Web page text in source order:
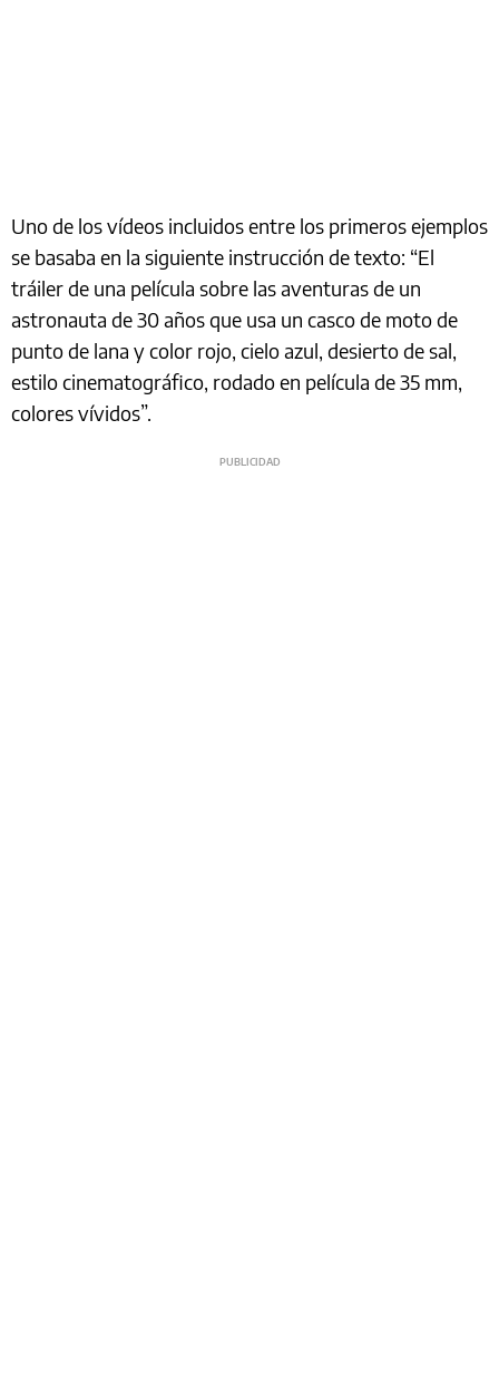
Uno de los vídeos incluidos entre los primeros ejemplos
se basaba en la siguiente instrucción de texto: “El
tráiler de una película sobre las aventuras de un
astronauta de 30 años que usa un casco de moto de
punto de lana y color rojo, cielo azul, desierto de sal,
estilo cinematográfico, rodado en película de 35 mm,
colores vívidos”.